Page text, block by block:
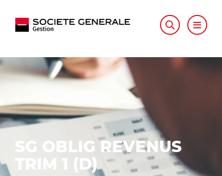
SG OBLIG REVENUS
TRIM 1 (D)